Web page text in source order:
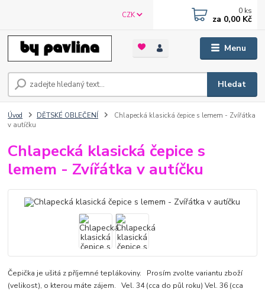
Menu
CZK
Hledat
0 ks
za 0,00 Kč
Úvod DĚTSKÉ OBLEČENÍ
Chlapecká klasická čepice s lemem - Zvířátka
v autíčku
Chlapecká klasická čepice s
lemem - Zvířátka v autíčku
Čepička je ušitá z příjemné teplákoviny. Prosím zvolte variantu zboží
(velikost), o kterou máte zájem. Vel. 34 (cca do půl roku) Vel. 36 (cca